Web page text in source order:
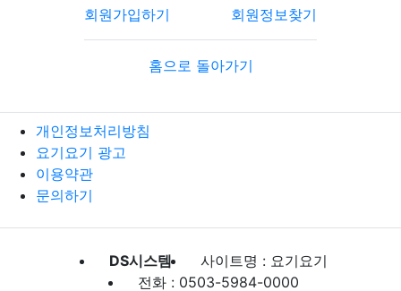
회원가입하기 회원정보찾기
홈으로 돌아가기
개인정보처리방침
요기요기 광고
이용약관
문의하기
DS시스템
사이트명 : 요기요기
전화 : 0503-5984-0000